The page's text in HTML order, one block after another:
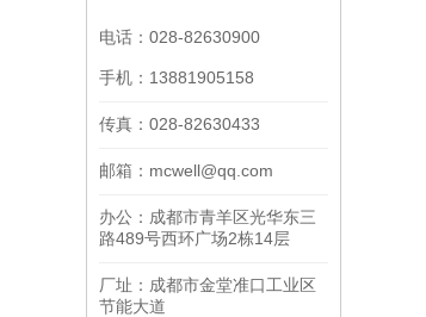
电话：028-82630900
手机：13881905158
传真：028-82630433
邮箱：mcwell@qq.com
办公：成都市青羊区光华东三
路489号西环广场2栋14层
厂址：成都市金堂准口工业区
节能大道